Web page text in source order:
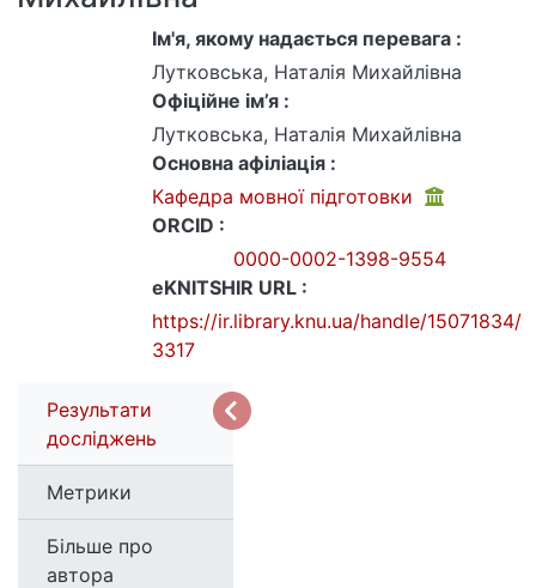
Ім'я, якому надається перевага :
Лутковська, Наталія Михайлівна
Офіційне ім’я :
Лутковська, Наталія Михайлівна
Основна афіліація :
Кафедра мовної підготовки
ORCID :
0000-0002-1398-9554
eKNITSHIR URL :
https://ir.library.knu.ua/handle/15071834/
3317
Результати
досліджень
Метрики
Більше про
автора